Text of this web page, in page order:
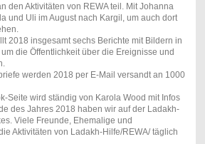
den Aktivitäten von REWA teil. Mit Johanna
und Uli im August nach Kargil, um auch dort
sehen.
insgesamt sechs Berichte mit Bildern in
die Öffentlichkeit über die Ereignisse und
werden 2018 per E-Mail versandt an 1000
wird ständig von Karola Wood mit Infos
des Jahres 2018 haben wir auf der Ladakh-
Viele Freunde, Ehemalige und
Aktivitäten von Ladakh-Hilfe/REWA/ täglich